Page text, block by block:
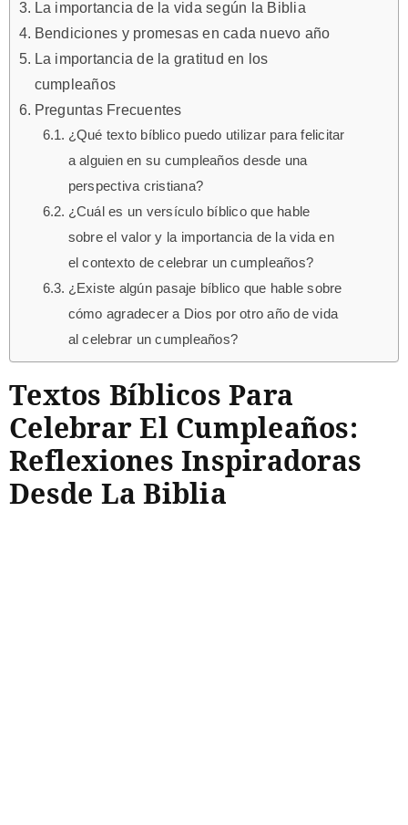
La importancia de la vida según la Biblia
Bendiciones y promesas en cada nuevo año
La importancia de la gratitud en los
cumpleaños
Preguntas Frecuentes
¿Qué texto bíblico puedo utilizar para felicitar
a alguien en su cumpleaños desde una
perspectiva cristiana?
¿Cuál es un versículo bíblico que hable
sobre el valor y la importancia de la vida en
el contexto de celebrar un cumpleaños?
¿Existe algún pasaje bíblico que hable sobre
cómo agradecer a Dios por otro año de vida
al celebrar un cumpleaños?
Textos Bíblicos Para
Celebrar El Cumpleaños:
Reflexiones Inspiradoras
Desde La Biblia